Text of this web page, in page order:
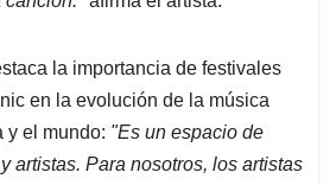
la importancia de festivales
en la evolución de la música
y el mundo: "Es un espacio de
artistas. Para nosotros, los artistas